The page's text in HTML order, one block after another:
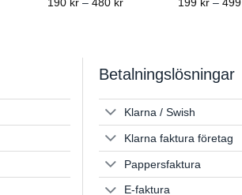
Betalningslösningar
Klarna / Swish
Klarna faktura företag
Pappersfaktura
E-faktura